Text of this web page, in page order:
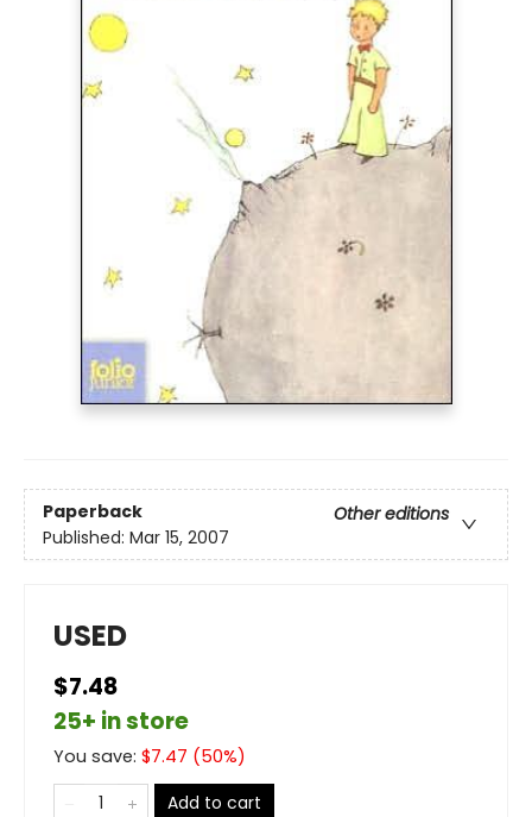
Paperback
Other editions
Published: Mar 15, 2007
USED
$7.48
25+ in store
You save: $7.47 (50%)
Add to cart